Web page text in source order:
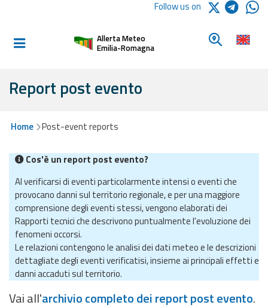
Informed and
Bulletins
Weather
Alerts and
Bulletins
Avalanche
Alerts and
Bulletins
Event
monitoring
Follow us on
Allerta Meteo
Emilia-Romagna
Look for a
Report post evento
Home Post-event reports
Cos'è un report post evento?
Al verificarsi di eventi particolarmente intensi o eventi che
provocano danni sul territorio regionale, e per una maggiore
comprensione degli eventi stessi, vengono elaborati dei
Rapporti tecnici che descrivono puntualmente l'evoluzione dei
fenomeni occorsi.
Le relazioni contengono le analisi dei dati meteo e le descrizioni
dettagliate degli eventi verificatisi, insieme ai principali effetti e
danni accaduti sul territorio.
Vai all'archivio completo dei report post evento.